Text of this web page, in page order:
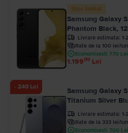
Stoc limitat
Samsung Galaxy
Phantom Black,
Livrare estimata:
Rate de la 100 lei/
Economisesti 770
1.19999 Lei
- 240 Lei
Samsung Galaxy
Titanium Silver
Livrare estimata:
Rate de la 333 lei/
Economisesti 700